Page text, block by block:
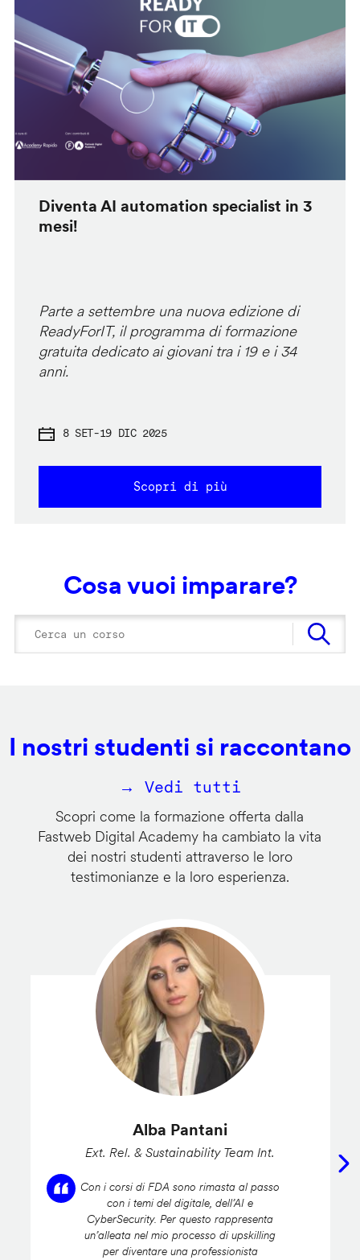
Diventa AI automation specialist in 3
mesi!
Parte a settembre una nuova edizione di
ReadyForIT, il programma di formazione
gratuita dedicato ai giovani tra i 19 e i 34
anni.
8 SET-19 DIC 2025
Scopri di più
Cosa vuoi imparare?
I nostri studenti si raccontano
→ Vedi tutti
Scopri come la formazione offerta dalla
Fastweb Digital Academy ha cambiato la vita
dei nostri studenti attraverso le loro
testimonianze e la loro esperienza.
Alba Pantani
Ext. Rel. & Sustainability Team Int.
Con i corsi di FDA sono rimasta al passo
con i temi del digitale, dell’AI e
CyberSecurity. Per questo rappresenta
un’alleata nel mio processo di upskilling
per diventare una professionista